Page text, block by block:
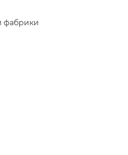
бизнеса
бизнеса
фабрики